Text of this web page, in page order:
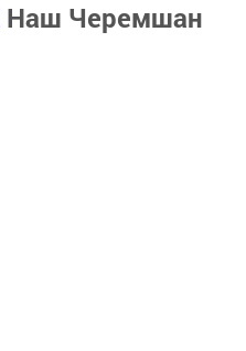
Наш Черемшан